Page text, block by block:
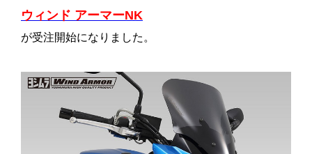
ウィンド アーマーNK
が受注開始になりました。